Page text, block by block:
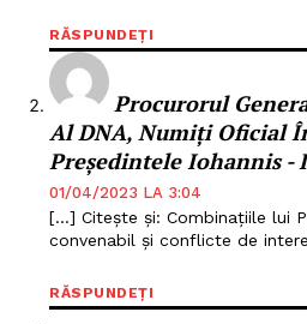
FREEDOM
RĂSPUNDEȚI
Procurorul
Al DNA, Numiți Oficial
Președintele Iohannis -
01/04/2023 LA 3:04
[…] Citește și: Combinațiile lui
convenabil și conflicte de
RĂSPUNDEȚI